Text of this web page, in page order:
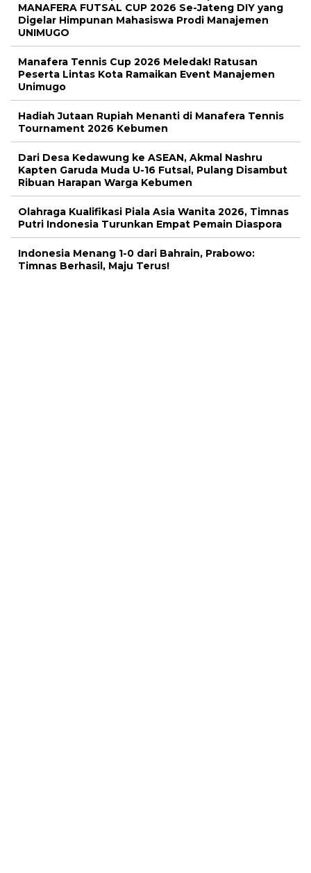
MANAFERA FUTSAL CUP 2026 Se-Jateng DIY yang
Digelar Himpunan Mahasiswa Prodi Manajemen
UNIMUGO
Manafera Tennis Cup 2026 Meledak! Ratusan
Peserta Lintas Kota Ramaikan Event Manajemen
Unimugo
Hadiah Jutaan Rupiah Menanti di Manafera Tennis
Tournament 2026 Kebumen
Dari Desa Kedawung ke ASEAN, Akmal Nashru
Kapten Garuda Muda U-16 Futsal, Pulang Disambut
Ribuan Harapan Warga Kebumen
Olahraga Kualifikasi Piala Asia Wanita 2026, Timnas
Putri Indonesia Turunkan Empat Pemain Diaspora
Indonesia Menang 1-0 dari Bahrain, Prabowo:
Timnas Berhasil, Maju Terus!